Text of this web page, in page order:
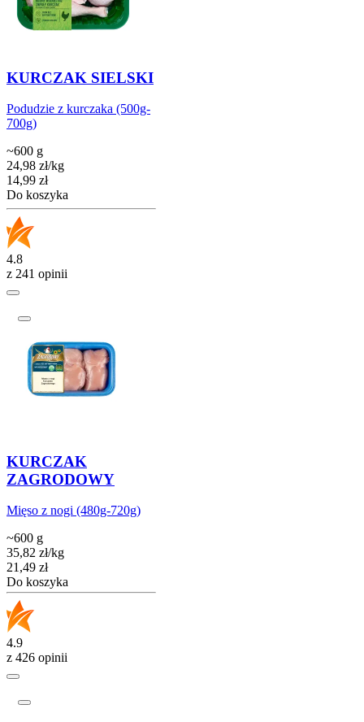
KURCZAK SIELSKI
Podudzie z kurczaka (500g-
700g)
~600 g
24,98 zł/kg
Cena
14,99 zł
Do koszyka
4.8
z 241 opinii
KURCZAK
ZAGRODOWY
Mięso z nogi (480g-720g)
~600 g
35,82 zł/kg
Cena
21,49 zł
Do koszyka
4.9
z 426 opinii